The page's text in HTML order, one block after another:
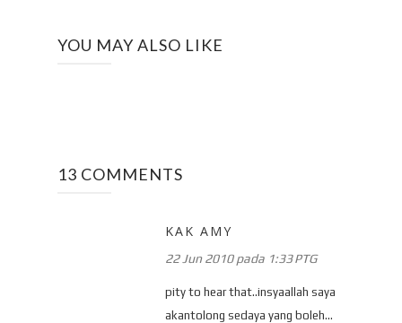
YOU MAY ALSO LIKE
13 COMMENTS
KAK AMY
22 Jun 2010 pada 1:33 PTG
pity to hear that..insyaallah saya
akantolong sedaya yang boleh...